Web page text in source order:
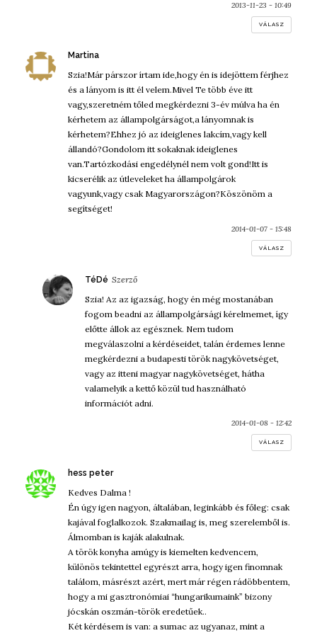
2013-11-23 - 10:49
VÁLASZ
Martinaszerint:
Szia!Már párszor írtam ide,hogy én is idejöttem férjhez
és a lányom is itt él velem.Mivel Te több éve itt
vagy,szeretném tőled megkérdezni 3-év múlva ha én
kérhetem az állampolgárságot,a lányomnak is
kérhetem?Ehhez jó az ideiglenes lakcím,vagy kell
állandó?Gondolom itt sokaknak ideiglenes
van.Tartózkodási engedélynél nem volt gond!Itt is
kicserélik az útleveleket ha állampolgárok
vagyunk,vagy csak Magyarországon?Köszönöm a
segítséget!
2014-01-07 - 15:48
VÁLASZ
TéDé szerint:
Szia! Az az igazság, hogy én még mostanában
fogom beadni az állampolgársági kérelmemet, így
előtte állok az egésznek. Nem tudom
megválaszolni a kérdéseidet, talán érdemes lenne
megkérdezni a budapesti török nagykövetséget,
vagy az itteni magyar nagykövetséget, hátha
valamelyik a kettő közül tud használható
információt adni.
2014-01-08 - 12:42
VÁLASZ
hess peterszerint:
Kedves Dalma !
Én úgy igen nagyon, általában, leginkább és főleg: csak
kajával foglalkozok. Szakmailag is, meg szerelemből is.
Álmomban is kaják alakulnak.
A török konyha amúgy is kiemelten kedvencem,
különös tekintettel egyrészt arra, hogy igen finomnak
találom, másrészt azért, mert már régen rádöbbentem,
hogy a mi gasztronómiai “hungarikumaink” bizony
jócskán oszmán-török eredetűek..
Két kérdésem is van: a sumac az ugyanaz, mint a